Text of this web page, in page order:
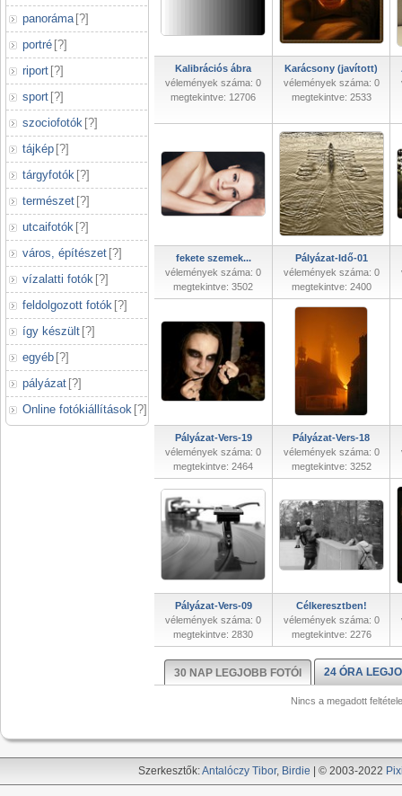
panoráma [?]
portré [?]
riport [?]
sport [?]
szociofotók [?]
tájkép [?]
tárgyfotók [?]
természet [?]
utcaifotók [?]
város, építészet [?]
vízalatti fotók [?]
feldolgozott fotók [?]
így készült [?]
egyéb [?]
pályázat [?]
Online fotókiállítások [?]
Kalibrációs ábra
vélemények száma: 0
megtekintve: 12706
Karácsony (javított)
vélemények száma: 0
megtekintve: 2533
fekete szemek...
vélemények száma: 0
megtekintve: 3502
Pályázat-Idő-01
vélemények száma: 0
megtekintve: 2400
Pályázat-Vers-19
vélemények száma: 0
megtekintve: 2464
Pályázat-Vers-18
vélemények száma: 0
megtekintve: 3252
Pályázat-Vers-09
vélemények száma: 0
megtekintve: 2830
Célkeresztben!
vélemények száma: 0
megtekintve: 2276
30 NAP LEGJOBB FOTÓI 24 ÓRA
Nincs a megadott
Szerkesztők:Antalóczy Tibor, Birdie | © 2003-2022